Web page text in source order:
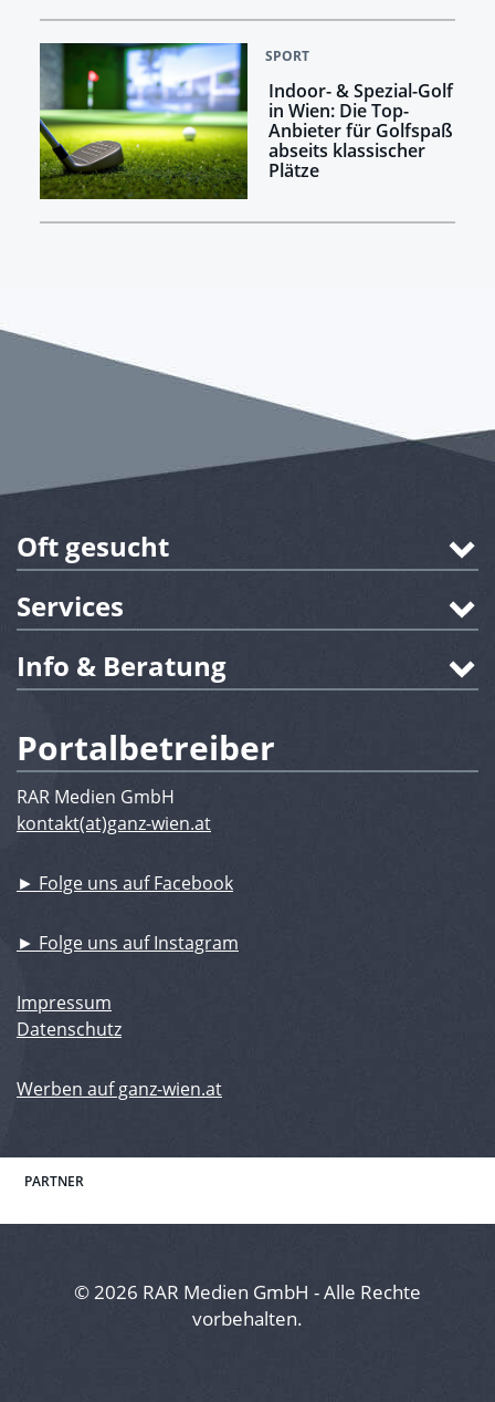
SPORT
Indoor- & Spezial-Golf
in Wien: Die Top-
Anbieter für Golfspaß
abseits klassischer
Plätze
Oft gesucht
Services
Info & Beratung
Portalbetreiber
RAR Medien GmbH
kontakt(at)ganz-wien.at
► Folge uns auf Facebook
► Folge uns auf Instagram
Impressum
Datenschutz
Werben auf ganz-wien.at
PARTNER
© 2026 RAR Medien GmbH - Alle Rechte
vorbehalten.